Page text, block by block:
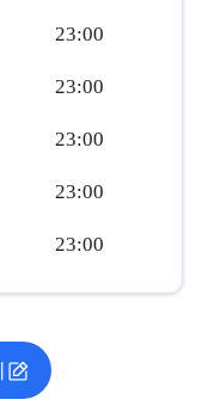
23:00
23:00
23:00
23:00
23:00